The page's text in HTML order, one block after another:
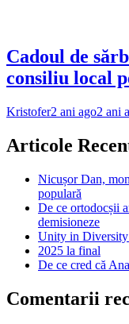
Cadoul de
consiliu local
Kristofer2 ani ago2 ani
Articole
Nicușor Dan,
populară
De ce ortodocșii
demisioneze
Unity in
2025 la final
De ce cred că
Comentarii